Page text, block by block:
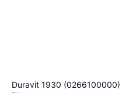
Duravit 1930 (0266100000)